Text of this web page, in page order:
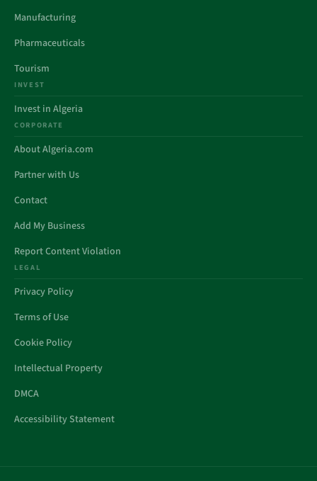
Manufacturing
Pharmaceuticals
Tourism
INVEST
Invest in Algeria
CORPORATE
About Algeria.com
Partner with Us
Contact
Add My Business
Report Content Violation
LEGAL
Privacy Policy
Terms of Use
Cookie Policy
Intellectual Property
DMCA
Accessibility Statement